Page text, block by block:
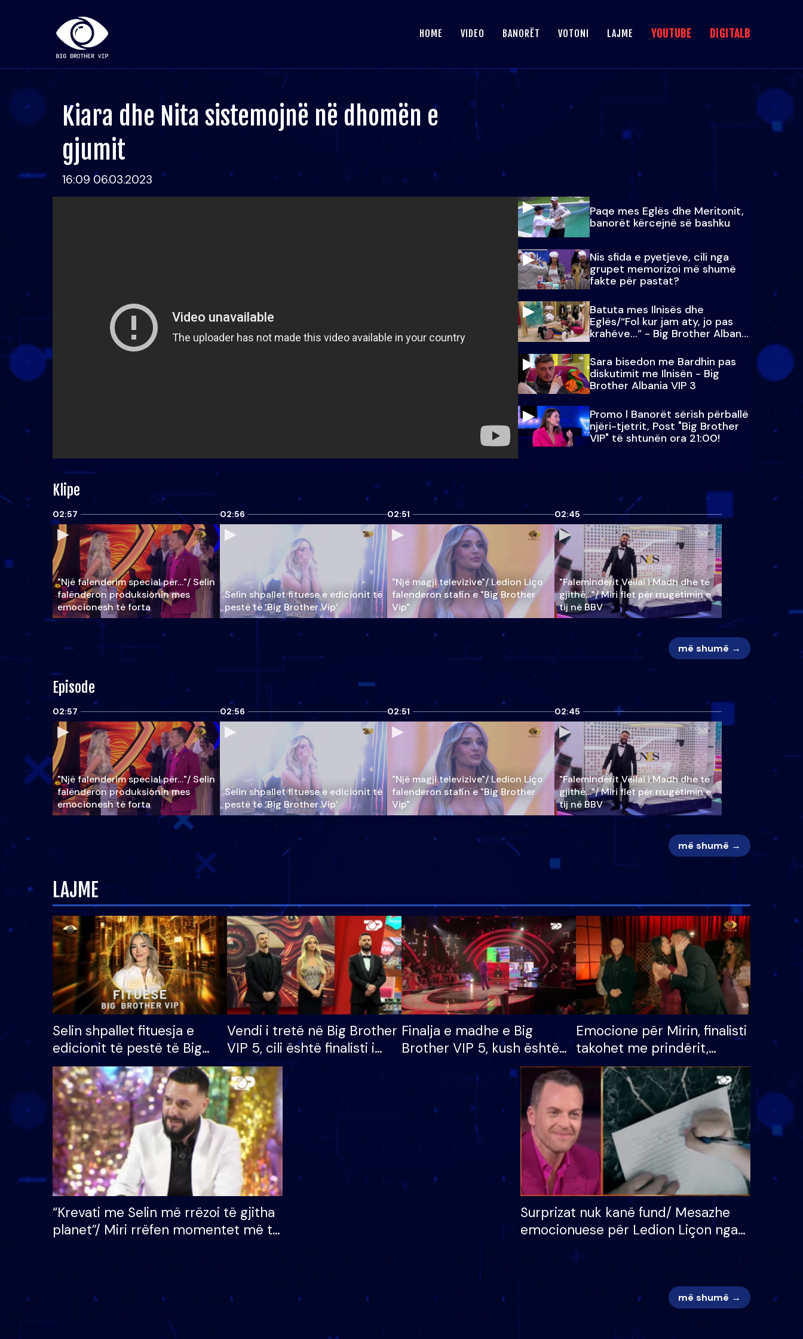
HOME VIDEO BANORËT VOTONI LAJME YOUTUBE DIGITALB
Kiara dhe Nita sistemojnë në dhomën e
gjumit
16:09 06.03.2023
Paqe mes Eglës dhe Meritonit,
banorët kërcejnë së bashku
Nis sfida e pyetjeve, cili nga
grupet memorizoi më shumë
fakte për pastat?
Batuta mes Ilnisës dhe
Eglës/“Fol kur jam aty, jo pas
krahëve…” - Big Brother Albania
VIP 3
Sara bisedon me Bardhin pas
diskutimit me Ilnisën - Big
Brother Albania VIP 3
Promo l Banorët sërish përballë
njëri-tjetrit, Post "Big Brother
VIP" të shtunën ora 21:00!
Klipe
02:57
"Një falenderim special për…"/ Selin
falënderon produksionin mes
emocionesh të forta
02:56
Selin shpallet fituese e edicionit të
pestë të ‘Big Brother Vip’
02:51
"Një magji televizive"/ Ledion Liço
falenderon stafin e "Big Brother
Vip"
02:45
"Faleminderit Vëllai i Madh dhe të
gjithë…"/ Miri flet për rrugëtimin e
tij në BBV
më shumë →
Episode
02:57
"Një falenderim special për…"/ Selin
falënderon produksionin mes
emocionesh të forta
02:56
Selin shpallet fituese e edicionit të
pestë të ‘Big Brother Vip’
02:51
"Një magji televizive"/ Ledion Liço
falenderon stafin e "Big Brother
Vip"
02:45
"Faleminderit Vëllai i Madh dhe të
gjithë…"/ Miri flet për rrugëtimin e
tij në BBV
më shumë →
LAJME
Selin shpallet fituesja e
edicionit të pestë të Big
Brother VIP, rrëmben
çmimin e madh prej 100
mijë eurosh
Vendi i tretë në Big Brother
VIP 5, cili është finalisti i
radhës që lë shtëpinë
Finalja e madhe e Big
Brother VIP 5, kush është
banori i parë që lë shtëpinë
dhe humb mundësinë për
të fituar çmimin e madh
Emocione për Mirin, finalisti
takohet me prindërit,
vajzën dhe bashkëshorten:
S’kemi ndonjë letër divorci
apo jo?
“Krevati me Selin më rrëzoi të gjitha
planet”/ Miri rrëfen momentet më të
mungojë zilja e mëngjesit kur…
Surprizat nuk kanë fund/ Mesazhe
emocionuese për Ledion Liçon nga
më shumë →